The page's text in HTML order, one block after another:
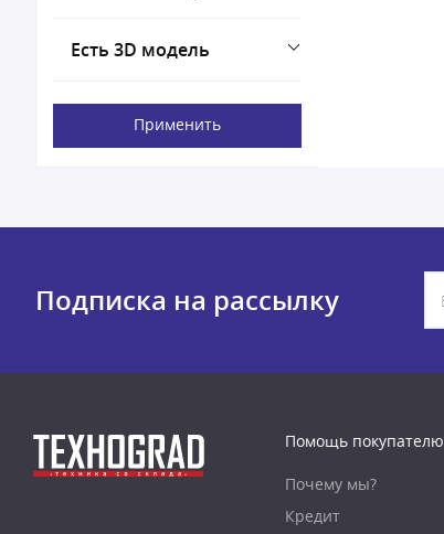
Есть 3D модель
Применить
Подписка на рассылку
Помощь покупателю
Почему мы?
Кредит